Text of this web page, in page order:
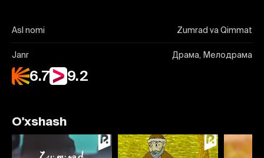
Asl nomi Zumrad va Qimmat
Janr Драма, Мелодрама
6.7 9.2
O'xshash